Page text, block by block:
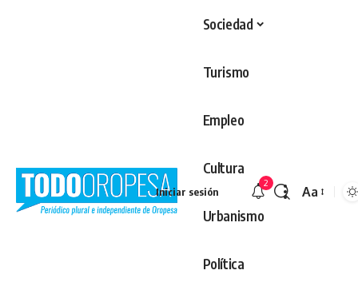
Sociedad
Turismo
Empleo
Cultura
Urbanismo
Política
Iniciar sesión
2
Aa